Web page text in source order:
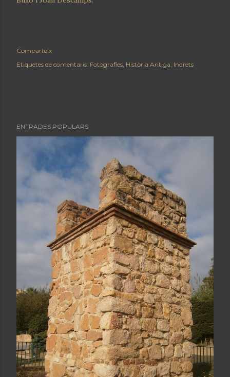
Comparteix
Etiquetes de comentaris: Fotografies Història Antiga Indrets
ENTRADES POPULARS